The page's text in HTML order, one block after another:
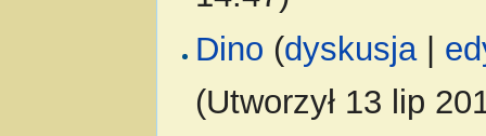
Dino (dyskusja|
(Utworzył 13 lip